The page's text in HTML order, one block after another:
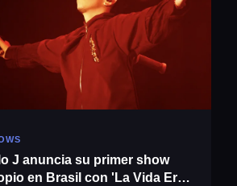
J anuncia su primer show
en Brasil con 'La Vida Era